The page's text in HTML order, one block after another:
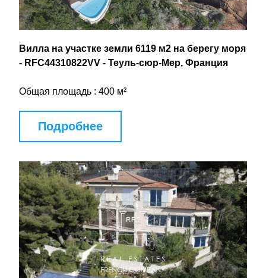
Вилла на участке земли 6119 м2 на берегу моря
- RFC44310822VV - Теуль-сюр-Мер, Франция
Общая площадь : 400 м²
Подробнее